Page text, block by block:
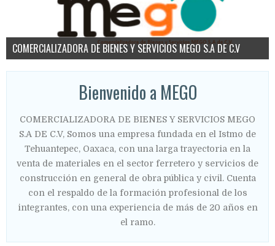
COMERCIALIZADORA DE BIENES Y SERVICIOS MEGO S.A DE C.V
Trato directo
Mego Construcciones
Misión
Visión
Bienvenido a MEGO
COMERCIALIZADORA DE BIENES Y SERVICIOS MEGO
S.A DE C.V, Somos una empresa fundada en el Istmo de
Tehuantepec, Oaxaca, con una larga trayectoria en la
venta de materiales en el sector ferretero y servicios de
construcción en general de obra pública y civil. Cuenta
con el respaldo de la formación profesional de los
integrantes, con una experiencia de más de 20 años en
el ramo.